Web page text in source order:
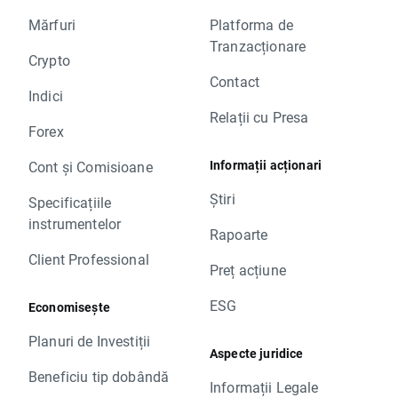
Mărfuri
Crypto
Indici
Forex
Cont și Comisioane
Specificațiile
instrumentelor
Client Professional
Economisește
Planuri de Investiții
Beneficiu tip dobândă
Platforma de
Tranzacționare
Contact
Relații cu Presa
Informații acționari
Știri
Rapoarte
Preț acțiune
ESG
Aspecte juridice
Informații Legale